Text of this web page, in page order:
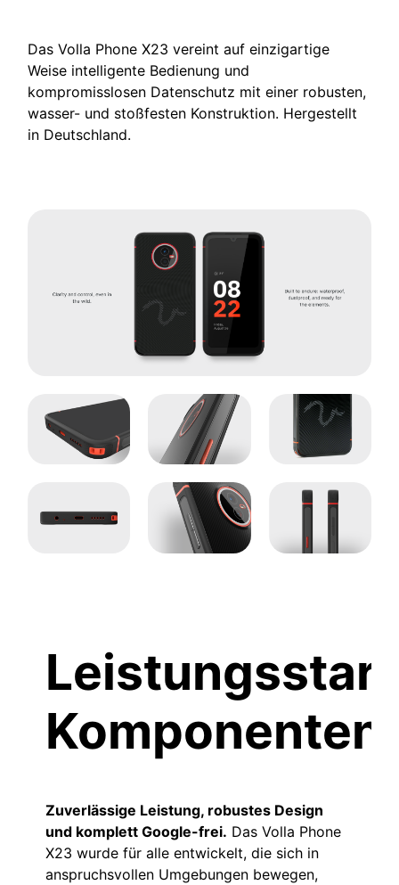
Das Volla Phone X23 vereint auf einzigartige
Weise intelligente Bedienung und
kompromisslosen Datenschutz mit einer robusten,
wasser- und stoßfesten Konstruktion. Hergestellt
in Deutschland.
Komponenten
Zuverlässige Leistung, robustes Design
und komplett Google-frei. Das Volla Phone
X23 wurde für alle entwickelt, die sich in
anspruchsvollen Umgebungen bewegen,